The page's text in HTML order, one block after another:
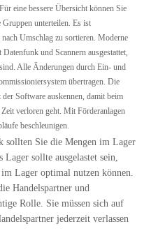
eine bessere Übersicht können Sie
unterteilen. Es ist
Umschlag zu sortieren. Moderne
und Scannern ausgestattet,
Alle Änderungen durch Ein- und
übertragen. Die
Software auskennen, damit beim
verloren geht. Mit Förderanlagen
beschleunigen.
sollten Sie die Mengen im Lager
sollte ausgelastet sein,
Lager optimal nutzen können.
Handelspartner und
Rolle. Sie müssen sich auf
jederzeit verlassen